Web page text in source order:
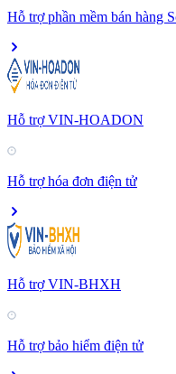
Hỗ trợ phần mềm bán hàng
Hỗ trợ VIN-HOADON
Hỗ trợ hóa đơn điện tử
Hỗ trợ VIN-BHXH
Hỗ trợ bảo hiểm điện tử